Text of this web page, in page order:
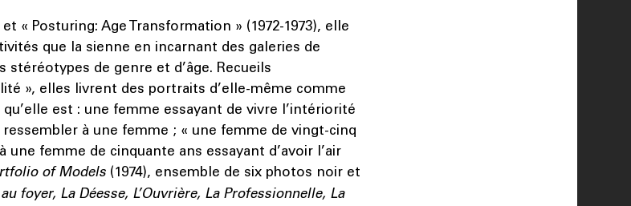
« Posturing: Age Transformation » (1972-1973), elle
que la sienne en incarnant des galeries de
stéréotypes de genre et d’âge. Recueils
», elles livrent des portraits d’elle-même comme
est : une femme essayant de vivre l’intériorité
à une femme ; « une femme de vingt-cinq
une femme de cinquante ans essayant d’avoir l’air
of Models (1974), ensemble de six photos noir et
foyer, La Déesse, L’Ouvrière, La Professionnelle, La